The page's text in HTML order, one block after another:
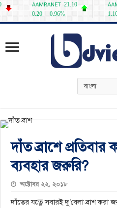
দাঁত ব্রাশে
ব্যবহার জরুরি?
অক্টোবর ২২, ২০১৮
দাঁতের যত্নে সবারই দু’বেলা ব্রাশ